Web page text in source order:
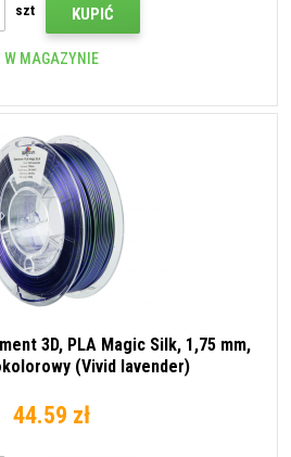
szt KUPIĆ
W MAGAZYNIE
3D, PLA Magic Silk, 1,75 mm,
(Vivid lavender)
44.59 zł